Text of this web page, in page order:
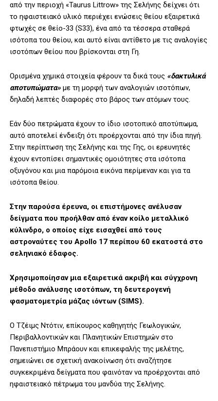
από την περιοχή «Taurus Littrow» της Σελήνης δείχνει ότι
το ηφαιστειακό υλικό περιέχει ενώσεις θείου εξαιρετικά
φτωχές σε θείο-33 (S33), ένα από τα τέσσερα σταθερά
ισότοπα του θείου, και αυτό είναι αντίθετο με τις αναλογίες
ισοτόπων θείου που βρίσκονται στη Γη.
Ορισμένα χημικά στοιχεία φέρουν τα δικά τους «δακτυλικά
αποτυπώματα» με τη μορφή των αναλογιών ισοτόπων,
δηλαδή λεπτές διαφορές στο βάρος των ατόμων τους.
Εάν δύο πετρώματα έχουν το ίδιο ισοτοπικό αποτύπωμα,
αυτό αποτελεί ένδειξη ότι προέρχονται από την ίδια πηγή.
Στην περίπτωση της Σελήνης και της Γης, οι ερευνητές
έχουν εντοπίσει σημαντικές ομοιότητες στα ισότοπα
οξυγόνου και μια παρόμοια εικόνα περίμεναν και για τα
ισότοπα θείου.
Στην παρούσα έρευνα, οι επιστήμονες ανέλυσαν
δείγματα που προήλθαν από έναν κοίλο μεταλλικό
κύλινδρο, ο οποίος είχε εισαχθεί από τους
αστροναύτες του Apollo 17 περίπου 60 εκατοστά στο
σεληνιακό έδαφος.
Χρησιμοποίησαν μια εξαιρετικά ακριβή και σύγχρονη
μέθοδο ανάλυσης ισοτόπων, τη δευτερογενή
φασματομετρία μάζας ιόντων (SIMS).
Ο Τζέιμς Ντότιν, επίκουρος καθηγητής Γεωλογικών,
Περιβαλλοντικών και Πλανητικών Επιστημών στο
Πανεπιστήμιο Μπράουν και επικεφαλής της μελέτης,
σημειώνει σε σχετική ανακοίνωση ότι αναζήτησε
συγκεκριμένα δείγματα που φαινόταν να προέρχονται από
ηφαιστειακό πέτρωμα του μανδύα της Σελήνης.